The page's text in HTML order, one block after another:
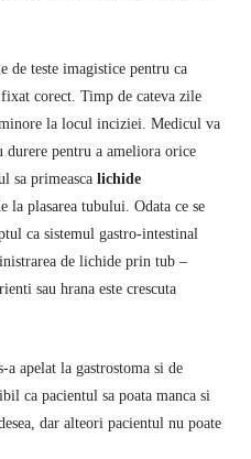
de teste imagistice pentru ca
corect. Timp de cateva zile
la locul inciziei. Medicul va
durere pentru a ameliora orice
sa primeascalichide
la plasarea tubului. Odata ce se
ca sistemul gastro-intestinal
de lichide prin tub –
sau hrana este crescuta
apelat la gastrostoma si de
ca pacientul sa poata manca si
dar alteori pacientul nu poate